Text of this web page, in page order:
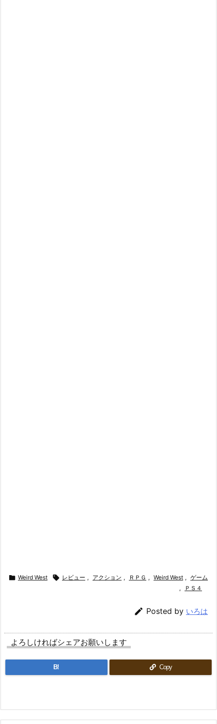
 Weird West  レビュー , アクション , ＲＰＧ , Weird West , ゲーム
,
ＰＳ４
 Posted by いろは
よろしければシェアお願いします
B! Copy